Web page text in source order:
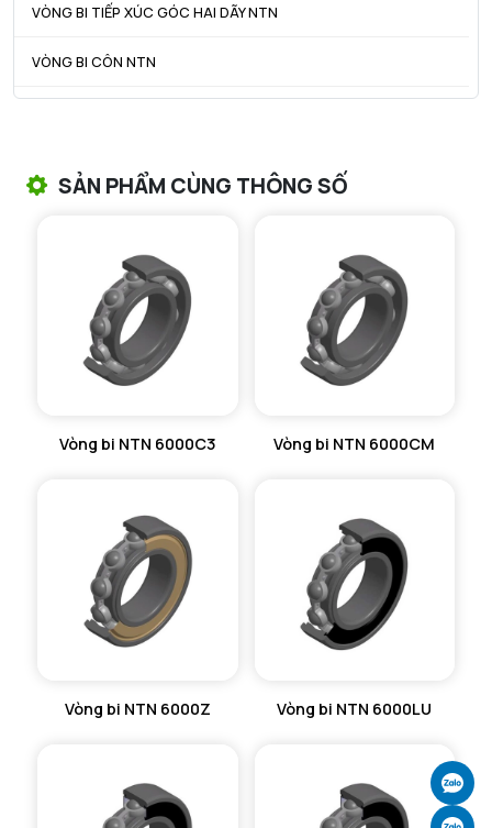
VÒNG BI TIẾP XÚC GÓC HAI DÃY NTN
VÒNG BI CÔN NTN
VÒNG BI KIM NTN
VÒNG BI CHẶN TRỤC NTN
VÒNG BI LĂN TRỤ ĐẨY NTN
GỐI ĐỠ 2 NỬA NTN
MÁY GIA NHIỆT NTN
SẢN PHẨM CÙNG THÔNG SỐ
Vòng bi NTN 6000C3 Vòng bi NTN 6000CM
Vòng bi NTN 6000Z Vòng bi NTN 6000LU